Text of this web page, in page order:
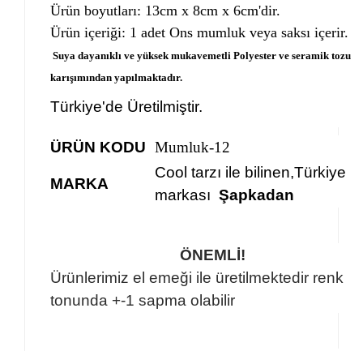
Ürün boyutları: 13cm x 8cm x 6cm'dir.
Ürün içeriği: 1 adet Ons mumluk veya saksı içerir.
Suya dayanıklı ve yüksek mukavemetli Polyester ve seramik tozu
karışımından yapılmaktadır.
Türkiye'de Üretilmiştir.
ÜRÜN KODU Mumluk-12
MARKA
Cool tarzı ile bilinen,Türkiye
markası Şapkadan
ÖNEMLİ!
Ürünlerimiz el emeği ile üretilmektedir renk
tonunda +-1 sapma olabilir